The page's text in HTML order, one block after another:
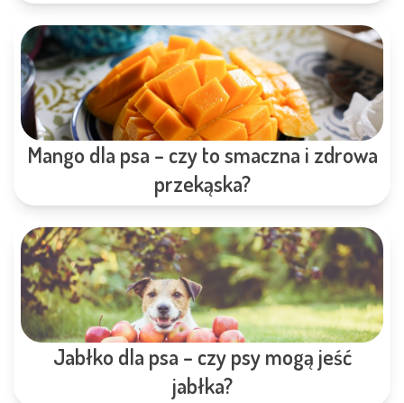
Mango dla psa – czy to smaczna i zdrowa
przekąska?
Jabłko dla psa – czy psy mogą jeść
jabłka?